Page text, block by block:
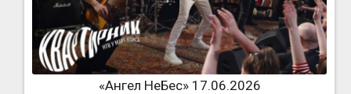
«Ангел НеБес» 17.06.2026